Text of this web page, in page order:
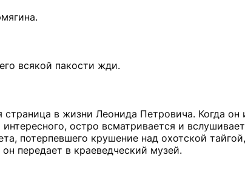
всякой пакости жди.
страница в жизни Леонида Петровича. Когда
остро всматривается и
потерпевшего крушение над охотской
передает в краеведческий музей.